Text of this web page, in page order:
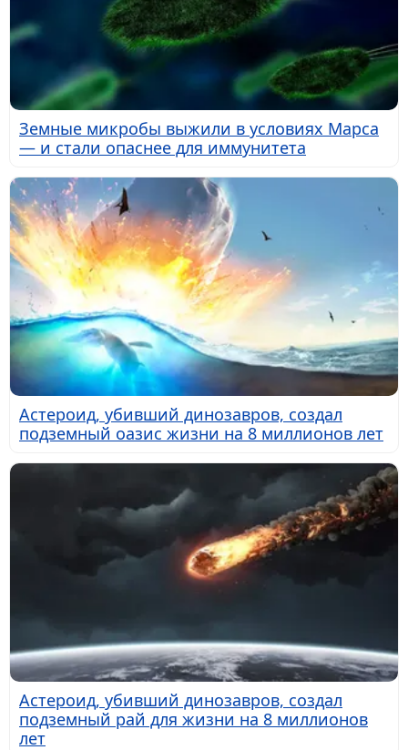
Земные микробы выжили в условиях Марса
— и стали опаснее для иммунитета
Астероид, убивший динозавров, создал
подземный оазис жизни на 8 миллионов лет
Астероид, убивший динозавров, создал
подземный рай для жизни на 8 миллионов
лет